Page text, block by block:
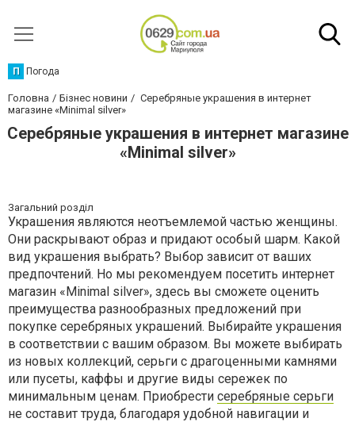
П Погода
Головна Бізнес новини
Серебряные украшения в интернет
магазине «Minimal silver»
Серебряные украшения в интернет магазине
«Minimal silver»
Загальний розділ
Украшения являются неотъемлемой частью женщины.
Они раскрывают образ и придают особый шарм. Какой
вид украшения выбрать? Выбор зависит от ваших
предпочтений. Но мы рекомендуем посетить интернет
магазин «Minimal silver», здесь вы сможете оценить
преимущества разнообразных предложений при
покупке серебряных украшений. Выбирайте украшения
в соответствии с вашим образом. Вы можете выбирать
из новых коллекций, серьги с драгоценными камнями
или пусеты, каффы и другие виды сережек по
минимальным ценам. Приобрести серебряные серьги
не составит труда, благодаря удобной навигации и